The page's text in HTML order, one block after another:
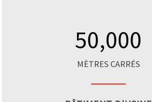
50,000
MÈTRES CARRÉS